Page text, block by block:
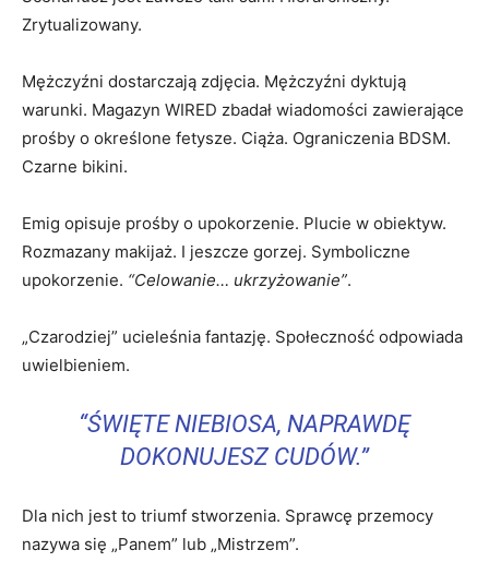
Zrytualizowany.
Mężczyźni dostarczają zdjęcia. Mężczyźni dyktują
warunki. Magazyn WIRED zbadał wiadomości zawierające
prośby o określone fetysze. Ciąża. Ograniczenia BDSM.
Czarne bikini.
Emig opisuje prośby o upokorzenie. Plucie w obiektyw.
Rozmazany makijaż. I jeszcze gorzej. Symboliczne
upokorzenie. “Celowanie… ukrzyżowanie”.
„Czarodziej” ucieleśnia fantazję. Społeczność odpowiada
uwielbieniem.
“ŚWIĘTE NIEBIOSA, NAPRAWDĘ
DOKONUJESZ CUDÓW.”
Dla nich jest to triumf stworzenia. Sprawcę przemocy
nazywa się „Panem” lub „Mistrzem”.